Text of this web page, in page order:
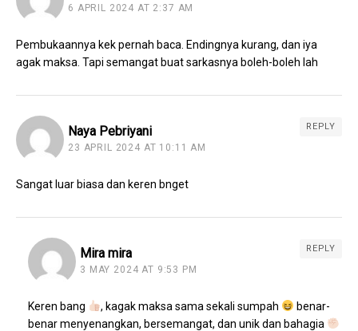
6 APRIL 2024 AT 2:37 AM
Pembukaannya kek pernah baca. Endingnya kurang, dan iya
agak maksa. Tapi semangat buat sarkasnya boleh-boleh lah
Naya Pebriyani
23 APRIL 2024 AT 10:11 AM
REPLY
Sangat luar biasa dan keren bnget
Mira mira
3 MAY 2024 AT 9:53 PM
REPLY
Keren bang , kagak maksa sama sekali sumpah
benar-
benar menyenangkan, bersemangat, dan unik dan bahagia